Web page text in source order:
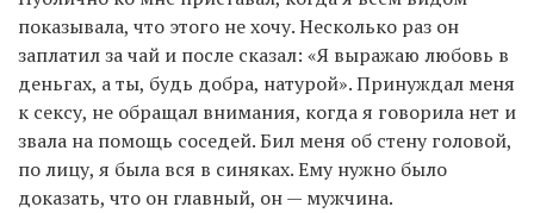
показывала, что этого не хочу. Несколько раз он
заплатил за чай и после сказал: «Я выражаю любовь в
деньгах, а ты, будь добра, натурой». Принуждал меня
к сексу, не обращал внимания, когда я говорила нет и
звала на помощь соседей. Бил меня об стену головой,
по лицу, я была вся в синяках. Ему нужно было
доказать, что он главный, он — мужчина.